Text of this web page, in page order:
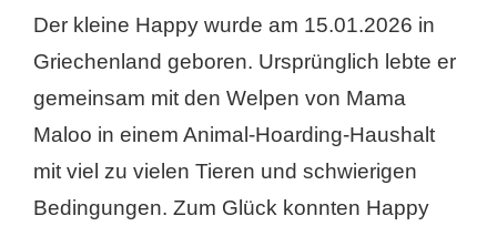
Der kleine Happy wurde am 15.01.2026 in
Griechenland geboren. Ursprünglich lebte er
gemeinsam mit den Welpen von Mama
Maloo in einem Animal-Hoarding-Haushalt
mit viel zu vielen Tieren und schwierigen
Bedingungen. Zum Glück konnten Happy